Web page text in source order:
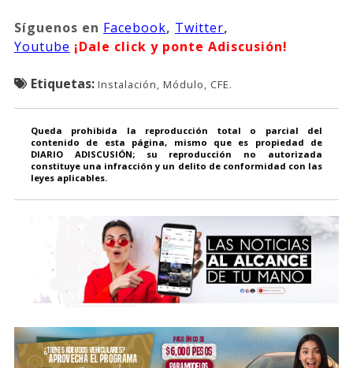
Síguenos en Facebook, Twitter,
Youtube ¡Dale click y ponte Adiscusión!
Etiquetas: Instalación, Módulo, CFE.
Queda prohibida la reproducción total o parcial del
contenido de esta página, mismo que es propiedad de
DIARIO ADISCUSIÓN; su reproducción no autorizada
constituye una infracción y un delito de conformidad con las
leyes aplicables.